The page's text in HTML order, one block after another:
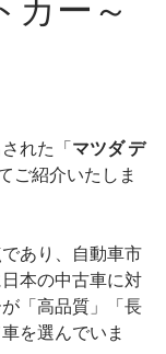
輸
出
し
し
た！
～
信
れた「マツダ デ
ご紹介いたしま
あり、自動車市
本の中古車に対
「高品質」「長
を選んでいま